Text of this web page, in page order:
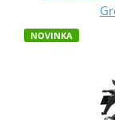
NOVINKA